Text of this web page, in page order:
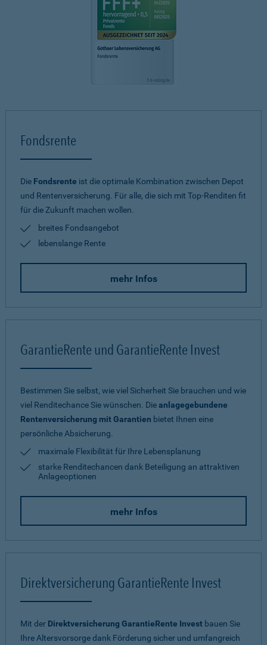
Fondsrente
Die Fondsrente ist die optimale Kombination zwischen Depot
und Rentenversicherung. Für alle, die sich mit Top-Renditen fit
für die Zukunft machen wollen.
breites Fondsangebot
lebenslange Rente
mehr Infos
GarantieRente und GarantieRente Invest
Bestimmen Sie selbst, wie viel Sicherheit Sie brauchen und wie
viel Renditechance Sie wünschen. Dieanlagegebundene
Rentenversicherung mit Garantien bietet Ihnen eine
persönliche Absicherung.
maximale Flexibilität für Ihre Lebensplanung
starke Renditechancen dank Beteiligung an attraktiven
Anlageoptionen
mehr Infos
Direktversicherung GarantieRente Invest
Mit der Direktversicherung GarantieRente Invest bauen Sie
Ihre Altersvorsorge dank Förderung sicher und umfangreich